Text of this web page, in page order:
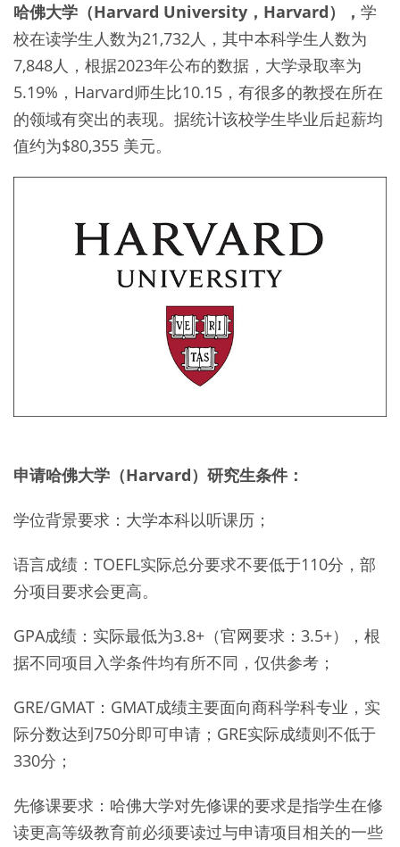
哈佛大学（Harvard University，Harvard）， 学
校在读学生人数为21,732人，其中本科学生人数为
7,848人，根据2023年公布的数据，大学录取率为
5.19%，Harvard师生比10.15，有很多的教授在所在
的领域有突出的表现。据统计该校学生毕业后起薪均
值约为$80,355 美元。
申请哈佛大学（Harvard）研究生条件：
学位背景要求：大学本科以听课历；
语言成绩：TOEFL实际总分要求不要低于110分，部
分项目要求会更高。
GPA成绩：实际最低为3.8+（官网要求：3.5+），根
据不同项目入学条件均有所不同，仅供参考；
GRE/GMAT：GMAT成绩主要面向商科学科专业，实
际分数达到750分即可申请；GRE实际成绩则不低于
330分；
先修课要求：哈佛大学对先修课的要求是指学生在修
读更高等级教育前必须要读过与申请项目相关的一些